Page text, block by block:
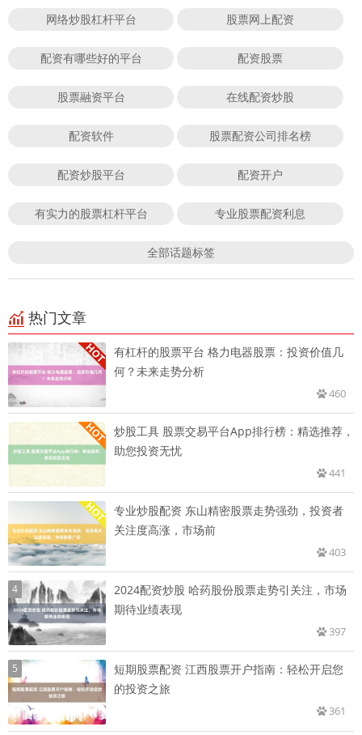
网络炒股杠杆平台 股票网上配资
配资有哪些好的平台 配资股票
股票融资平台 在线配资炒股
配资软件 股票配资公司排名榜
配资炒股平台 配资开户
有实力的股票杠杆平台 专业股票配资利息
全部话题标签
热门文章
有杠杆的股票平台 格力电器股票：投资价值几
何？未来走势分析
460
炒股工具 股票交易平台App排行榜：精选推荐，
助您投资无忧
441
专业炒股配资 东山精密股票走势强劲，投资者
关注度高涨，市场前
403
4
2024配资炒股 哈药股份股票走势引关注，市场
期待业绩表现
397
5
短期股票配资 江西股票开户指南：轻松开启您
的投资之旅
361